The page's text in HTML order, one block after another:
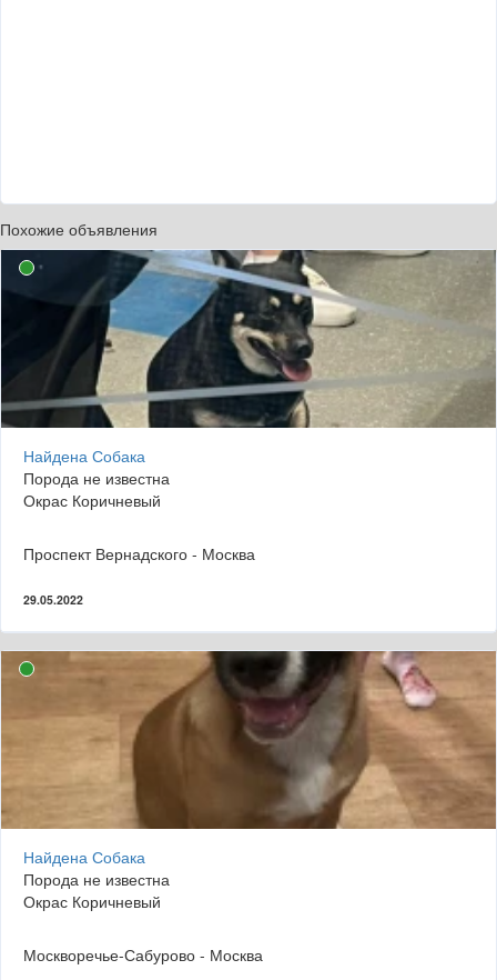
Похожие объявления
Найдена Собака
Порода не известна
Окрас Коричневый
Проспект Вернадского - Москва
29.05.2022
Найдена Собака
Порода не известна
Окрас Коричневый
Москворечье-Сабурово - Москва